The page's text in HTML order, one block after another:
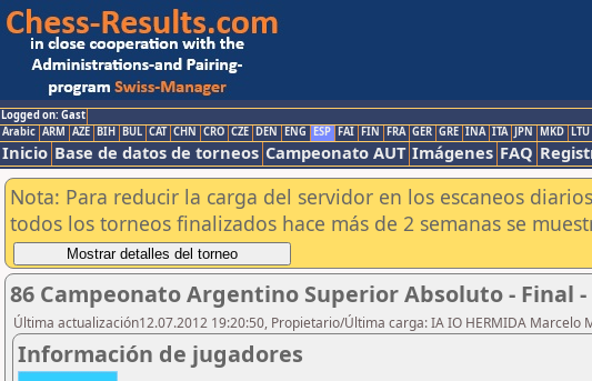
Logged on: Gast
Arabic ARM AZE BIH BUL CAT CHN CRO CZE DEN ENG ESP FAI FIN FRA GER GRE INA ITA JPN MKD LTU
Inicio Base de datos de torneos Campeonato AUT Imágenes FAQ
Nota: Para reducir la carga del servidor en los escaneos
todos los torneos finalizados hace más de 2 semanas se
86 Campeonato Argentino Superior Absoluto - Final
Última actualización12.07.2012 19:20:50, Propietario/Última carga: IA IO HERMIDA Marcelo
Información de jugadores